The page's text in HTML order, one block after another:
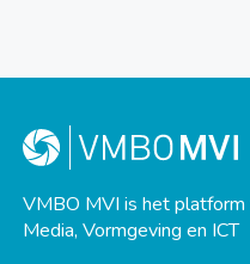
VMBO MVI is het
Media, Vormgeving en ICT